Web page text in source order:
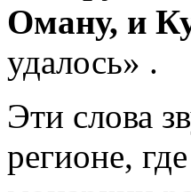
Оману, и
удалось» .
Эти слова
регионе,